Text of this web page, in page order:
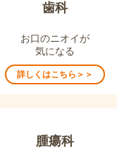
歯科
お口のニオイが
気になる
詳しくはこちら＞＞
腫瘍科